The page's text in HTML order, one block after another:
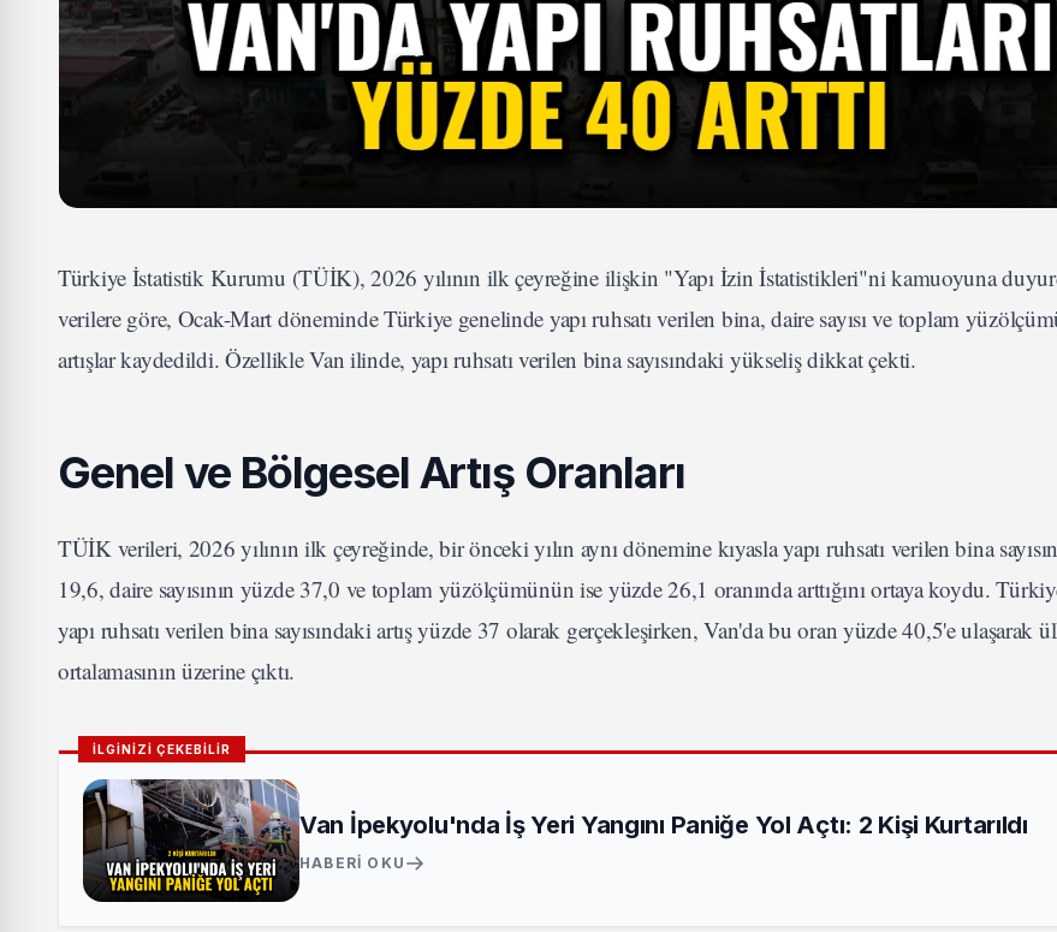
Türkiye İstatistik Kurumu (TÜİK), 2026 yılının ilk çeyreğine ilişkin "Yapı İzin İstatistikleri"ni kamuoyuna
verilere göre, Ocak-Mart döneminde Türkiye genelinde yapı ruhsatı verilen bina, daire sayısı ve toplam
artışlar kaydedildi. Özellikle Van ilinde, yapı ruhsatı verilen bina sayısındaki yükseliş dikkat çekti.
Genel ve Bölgesel Artış Oranları
TÜİK verileri, 2026 yılının ilk çeyreğinde, bir önceki yılın aynı dönemine kıyasla yapı ruhsatı verilen bina
19,6, daire sayısının yüzde 37,0 ve toplam yüzölçümünün ise yüzde 26,1 oranında arttığını ortaya koydu.
yapı ruhsatı verilen bina sayısındaki artış yüzde 37 olarak gerçekleşirken, Van'da bu oran yüzde 40,5'e ulaşarak
ortalamasının üzerine çıktı.
İLGİNİZİ ÇEKEBİLİR
Van İpekyolu'nda İş Yeri Yangını Paniğe Yol Açtı: 2 Kişi Kurtarıldı
HABERI OKU